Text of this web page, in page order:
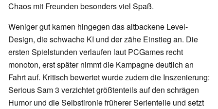
Chaos mit Freunden besonders viel Spaß.
Weniger gut kamen hingegen das altbackene Level-
Design, die schwache KI und der zähe Einstieg an. Die
ersten Spielstunden verlaufen laut PCGames recht
monoton, erst später nimmt die Kampagne deutlich an
Fahrt auf. Kritisch bewertet wurde zudem die Inszenierung:
Serious Sam 3 verzichtet größtenteils auf den schrägen
Humor und die Selbstironie früherer Serienteile und setzt